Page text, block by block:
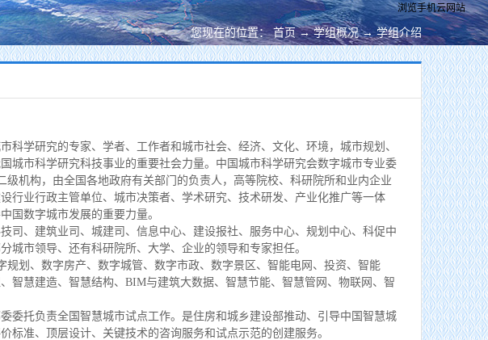
您现在的位置： 首页 → 学组概况 → 学组介绍
学研究的专家、学者、工作者和城市社会、经济、文化、环境，城市规划、
城市科学研究科技事业的重要社会力量。中国城市科学研究会数字城市专业委
机构，由全国各地政府有关部门的负责人，高等院校、科研院所和业内企业
行业行政主管单位、城市决策者、学术研究、技术研发、产业化推广等一体
国数字城市发展的重要力量。
、建筑业司、城建司、信息中心、建设报社、服务中心、规划中心、科促中
城市领导、还有科研院所、大学、企业的领导和专家担任。
划、数字房产、数字城管、数字市政、数字景区、智能电网、投资、智能
智慧建造、智慧结构、BIM与建筑大数据、智慧节能、智慧管网、物联网、智
托负责全国智慧城市试点工作。是住房和城乡建设部推动、引导中国智慧城
准、顶层设计、关键技术的咨询服务和试点示范的创建服务。
浏览手机云网站